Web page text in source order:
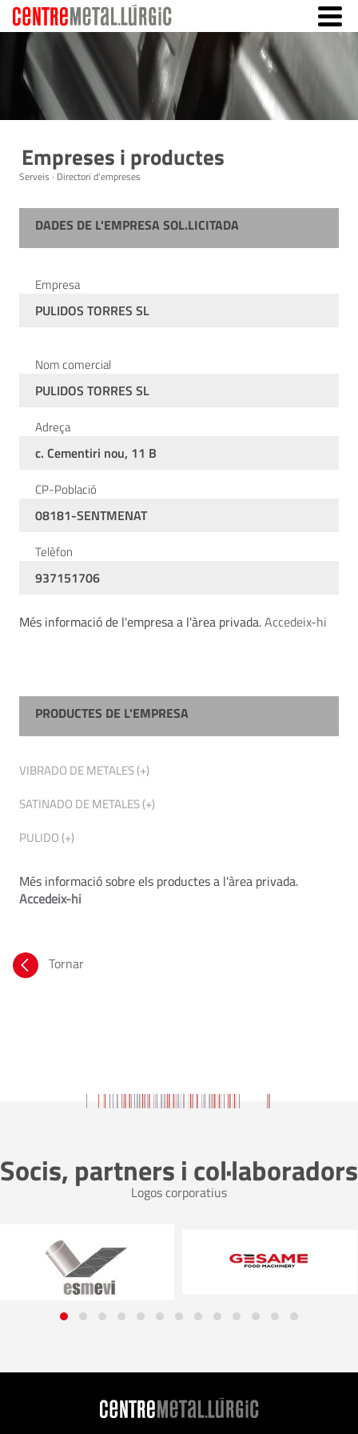
Empreses i productes
Serveis · Directori d'empreses
DADES DE L'EMPRESA SOL.LICITADA
Empresa
PULIDOS TORRES SL
Nom comercial
PULIDOS TORRES SL
Adreça
c. Cementiri nou, 11 B
CP-Població
08181-SENTMENAT
Telèfon
937151706
Més informació de l'empresa a l'àrea privada.Accedeix-hi
PRODUCTES DE L'EMPRESA
VIBRADO DE METALES (+)
SATINADO DE METALES (+)
PULIDO (+)
Més informació sobre els productes a l'àrea privada.
Accedeix-hi
Tornar
Socis, partners i col·laboradors
Logos corporatius